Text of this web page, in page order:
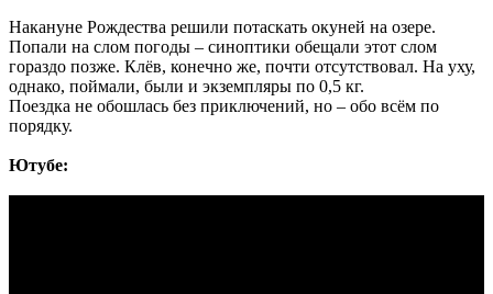
Накануне Рождества решили потаскать окуней на озере.
Попали на слом погоды – синоптики обещали этот слом
гораздо позже. Клёв, конечно же, почти отсутствовал. На уху,
однако, поймали, были и экземпляры по 0,5 кг.
Поездка не обошлась без приключений, но – обо всём по
порядку.
Ютубе: